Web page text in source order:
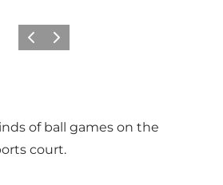
PrécédentSuivant
of ball games on the
court.